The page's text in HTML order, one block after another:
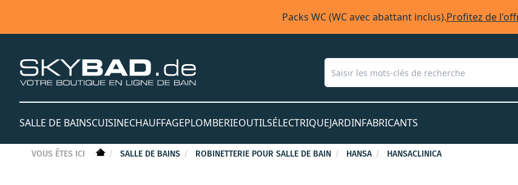
Packs WC (WC avec abattant inclus).Profitez de
SALLE DE BAINSCUISINECHAUFFAGEPLOMBERIEOUTILSÉLECTRIQUEJARDINFABRICANTS
VOUS ÊTES ICI SALLE DE BAINS ROBINETTERIE POUR SALLE DE BAIN HANSA HANSACLINICA